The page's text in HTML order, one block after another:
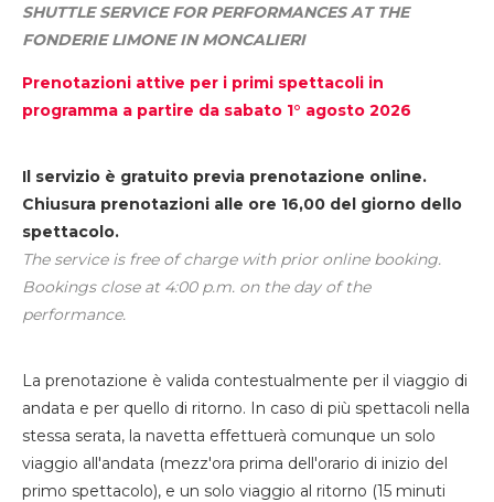
SHUTTLE SERVICE FOR PERFORMANCES AT THE
FONDERIE LIMONE IN MONCALIERI
Prenotazioni attive per i primi spettacoli in
programma a partire da sabato 1° agosto 2026
Il servizio è gratuito previa prenotazione online.
Chiusura prenotazioni alle ore 16,00 del giorno dello
spettacolo.
The service is free of charge with prior online booking.
Bookings close at 4:00 p.m. on the day of the
performance.
La prenotazione è valida contestualmente per il viaggio di
andata e per quello di ritorno. In caso di più spettacoli nella
stessa serata, la navetta effettuerà comunque un solo
viaggio all'andata (mezz'ora prima dell'orario di inizio del
primo spettacolo), e un solo viaggio al ritorno (15 minuti